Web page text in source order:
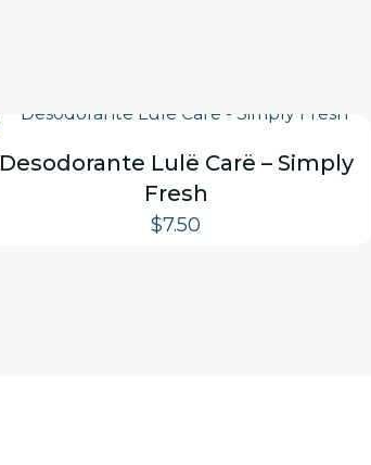
Desodorante Lulë Carë – Simply
Fresh
$7.50